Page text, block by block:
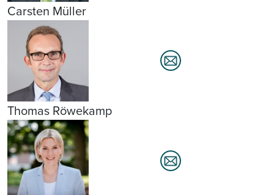
Carsten Müller
Thomas Röwekamp